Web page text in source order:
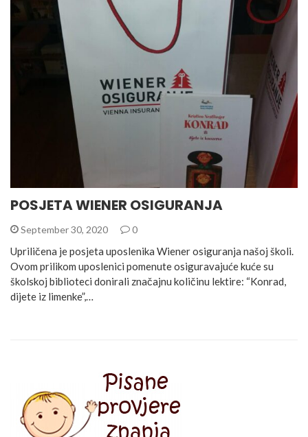
POSJETA WIENER OSIGURANJA
September 30, 2020 0
Upriličena je posjeta uposlenika Wiener osiguranja našoj školi.
Ovom prilikom uposlenici pomenute osiguravajuće kuće su
školskoj biblioteci donirali značajnu količinu lektire: “Konrad,
dijete iz limenke”,…